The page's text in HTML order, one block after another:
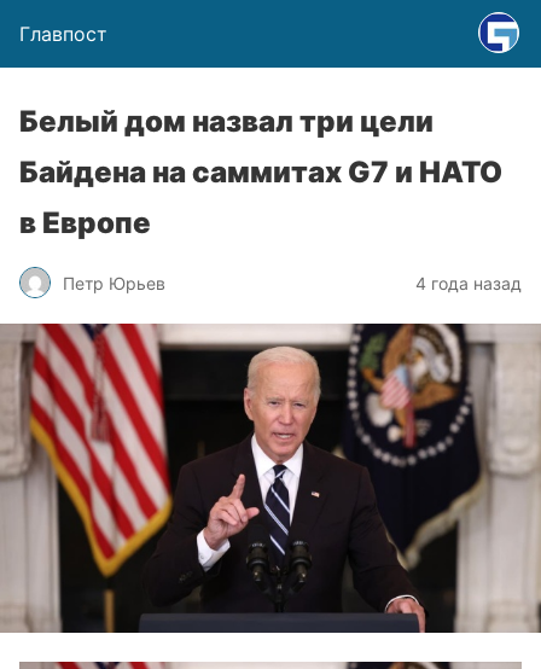
Главпост
Белый дом назвал три цели
Байдена на саммитах G7 и НАТО
в Европе
Петр Юрьев 4 года назад